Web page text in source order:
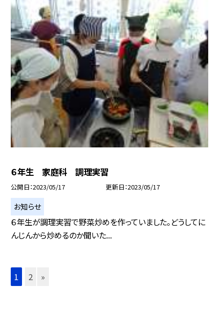
６年生 家庭科 調理実習
公開日 2023/05/17 更新日 2023/05/17
お知らせ
６年生が調理実習で野菜炒めを作っていました。どうしてに
んじんから炒めるのか聞いた...
1 2 »